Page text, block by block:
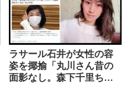
ラサール石井が女性の容
姿を揶揄「丸川さん昔の
面影なし。森下千里ちゃ